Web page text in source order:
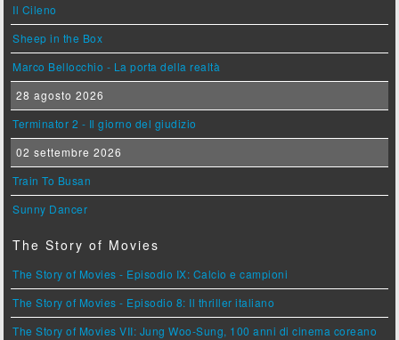
Il Cileno
Sheep in the Box
Marco Bellocchio - La porta della realtà
28 agosto 2026
Terminator 2 - Il giorno del giudizio
02 settembre 2026
Train To Busan
Sunny Dancer
The Story of Movies
The Story of Movies - Episodio IX: Calcio e campioni
The Story of Movies - Episodio 8: Il thriller italiano
The Story of Movies VII: Jung Woo-Sung, 100 anni di cinema coreano